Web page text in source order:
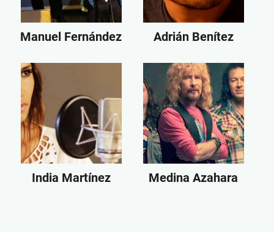
Manuel Fernández Adrián Benítez
India Martínez Medina Azahara